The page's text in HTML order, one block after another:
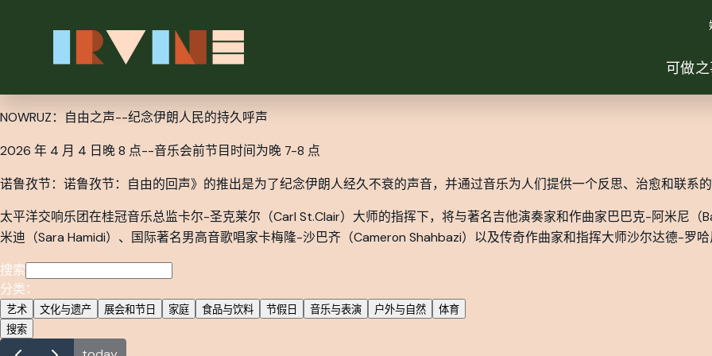
可做
NOWRUZ：自由之声--纪念伊朗人民的持久呼声
2026 年 4 月 4 日晚 8 点--音乐会前节目时间为晚 7-8 点
诺鲁孜节：诺鲁孜节：自由的回声》的推出是为了纪念伊朗人经久不衰的声音，并通过音乐为人们提供一个反思、治愈和联系
太平洋交响乐团在桂冠音乐总监卡尔-圣克莱尔（Carl St.Clair）大师的指挥下，将与著名吉他演奏家和作曲家巴巴克-阿米尼
米迪（Sara Hamidi）、国际著名男高音歌唱家卡梅隆-沙巴齐（Cameron Shahbazi）以及传奇作曲家和指挥大师沙尔达德-罗
搜索
分类：
艺术 文化与遗产 展会和节日 家庭 食品与饮料 节假日 音乐与表演 户外与自然
体育
搜索